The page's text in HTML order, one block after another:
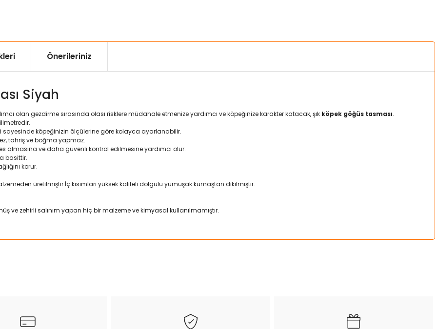
Önerileriniz
Siyah
olan gezdirme sırasında olası risklere müdahale etmenize yardımcı ve köpeğinize karakter katacak, şık köpek göğüs tasması.
sayesinde köpeğinizin ölçülerine göre kolayca ayarlanabilir.
tahriş ve boğma yapmaz.
almasına ve daha güvenli kontrol edilmesine yardımcı olur.
basittir.
korur.
üretilmiştir.İç kısımları yüksek kaliteli dolgulu yumuşak kumaştan dikilmiştir.
ve zehirli salınım yapan hiç bir malzeme ve kimyasal kullanılmamıştır.